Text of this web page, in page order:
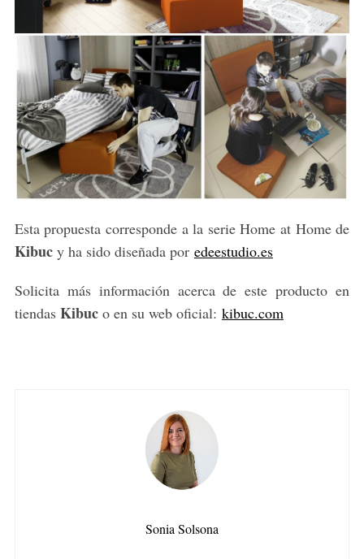
Esta propuesta corresponde a la serie Home at Home de
Kibucy ha sido diseñada por edeestudio.es
Solicita más información acerca de este producto en
tiendas Kibuco en su web oficial: kibuc.com
Sonia Solsona